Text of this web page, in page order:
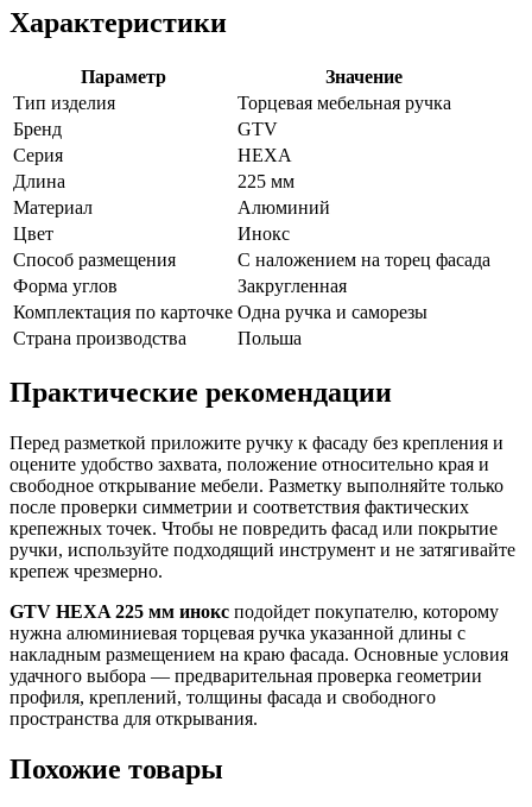
Характеристики
Параметр
Значение
Тип изделия
Торцевая мебельная ручка
Бренд
GTV
Серия
HEXA
Длина
225 мм
Материал
Алюминий
Цвет
Инокс
Способ размещения
С наложением на торец фасада
Форма углов
Закругленная
Комплектация по карточке Одна ручка и саморезы
Страна производства
Польша
Практические рекомендации
Перед разметкой приложите ручку к фасаду без крепления и
оцените удобство захвата, положение относительно края и
свободное открывание мебели. Разметку выполняйте только
после проверки симметрии и соответствия фактических
крепежных точек. Чтобы не повредить фасад или покрытие
ручки, используйте подходящий инструмент и не затягивайте
крепеж чрезмерно.
GTV HEXA 225 мм инокс подойдет покупателю, которому
нужна алюминиевая торцевая ручка указанной длины с
накладным размещением на краю фасада. Основные условия
удачного выбора — предварительная проверка геометрии
профиля, креплений, толщины фасада и свободного
пространства для открывания.
Похожие товары